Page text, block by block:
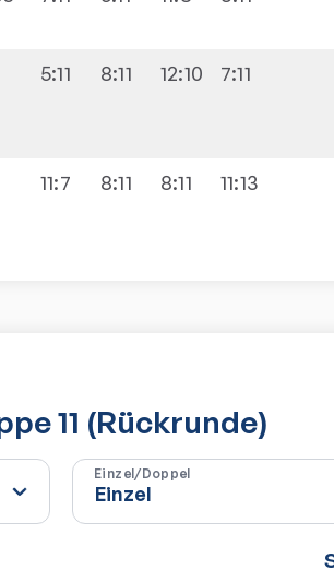
5:11 8:11 12:10 7:11
11:7 8:11 8:11 11:13
11 (Rückrunde)
Einzel/Doppel